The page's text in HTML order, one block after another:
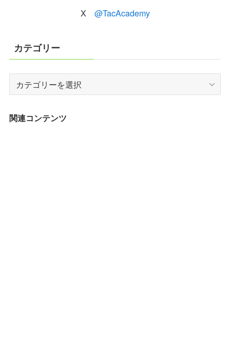
X @TacAcademy
カテゴリー
テ
リ
関連コンテンツ